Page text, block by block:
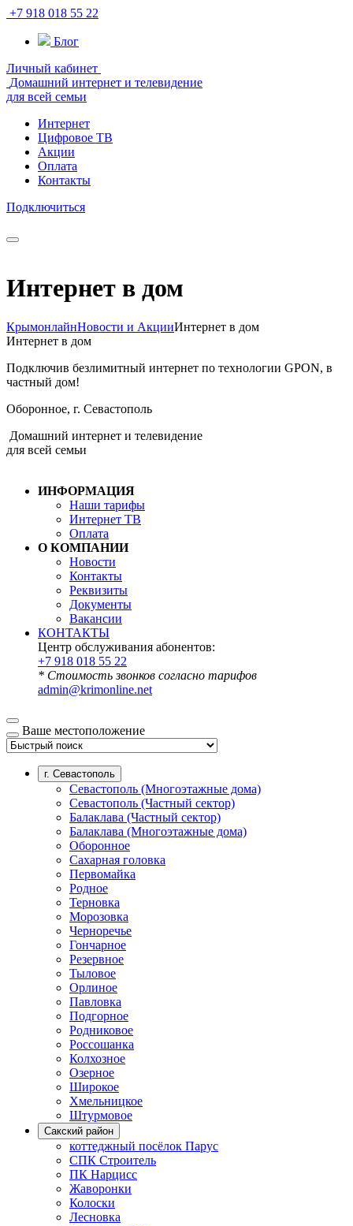
+7 918 018 55 22
Блог
Личный кабинет
Домашний интернет и телевидение
для всей семьи
Интернет
Цифровое ТВ
Акции
Оплата
Контакты
Подключиться
Интернет в дом
КрымонлайнНовости и АкцииИнтернет в дом
Интернет в дом
Подключив безлимитный интернет по технологии GPON, в
частный дом!
Оборонное, г. Севастополь
Домашний интернет и телевидение
для всей семьи
ИНФОРМАЦИЯ
Наши тарифы
Интернет ТВ
Оплата
О КОМПАНИИ
Новости
Контакты
Реквизиты
Документы
Вакансии
КОНТАКТЫ
Центр обслуживания абонентов:
+7 918 018 55 22
* Стоимость звонков согласно тарифов
admin@krimonline.net
Ваше местоположение
г. Севастополь
Севастополь (Многоэтажные дома)
Севастополь (Частный сектор)
Балаклава (Частный сектор)
Балаклава (Многоэтажные дома)
Оборонное
Сахарная головка
Первомайка
Родное
Терновка
Морозовка
Черноречье
Гончарное
Резервное
Тыловое
Орлиное
Павловка
Подгорное
Родниковое
Россошанка
Колхозное
Озерное
Широкое
Хмельницкое
Штурмовое
Сакский район
коттеджный посёлок Парус
СПК Строитель
ПК Нарцисс
Жаворонки
Колоски
Лесновка